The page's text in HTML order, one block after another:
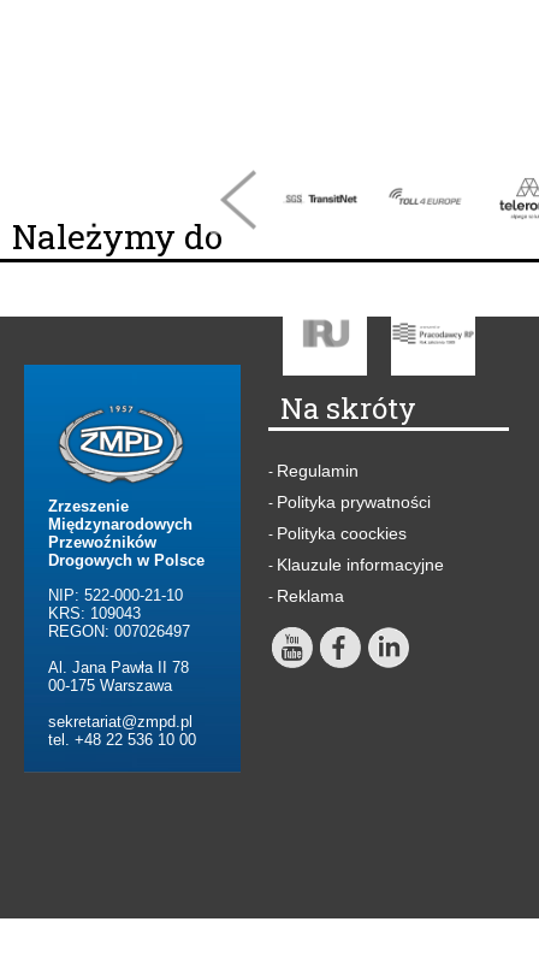
Należymy do
Zrzeszenie
Międzynarodowych
Przewoźników
Drogowych w Polsce
NIP: 522-000-21-10
KRS: 109043
REGON: 007026497
Al. Jana Pawła II 78
00-175 Warszawa
sekretariat@zmpd.pl
tel. +48 22 536 10 00
Na skróty
- Regulamin
- Polityka prywatności
- Polityka coockies
- Klauzule informacyjne
- Reklama